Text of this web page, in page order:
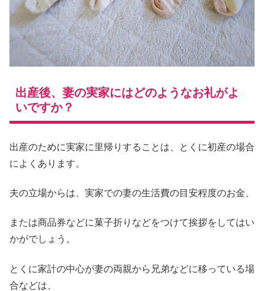
出産後、妻の実家にはどのようなお礼がよ
いですか？
出産のために実家に里帰りすることは、とくに初産の場合
によくあります。
夫の立場からは、実家での妻の生活費の目安程度のお金、
または商品券などに菓子折りなどをつけて挨拶をしてはい
かがでしょう。
とくに家計の中心が妻の両親から兄弟などに移っている場
合などは、